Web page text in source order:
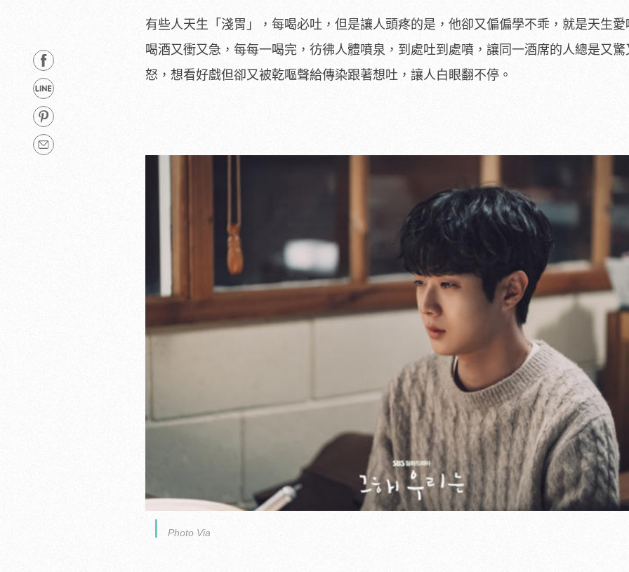
有些人天生「淺胃」，每喝必吐，但是讓人頭疼的是，他卻又偏偏學不乖，就是天生愛
喝酒又衝又急，每每一喝完，彷彿人體噴泉，到處吐到處噴，讓同一酒席的人總是又驚
怒，想看好戲但卻又被乾嘔聲給傳染跟著想吐，讓人白眼翻不停。
Photo Via